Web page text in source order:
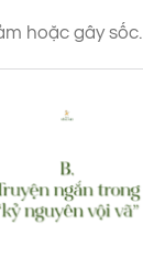
hoặc gây sốc.